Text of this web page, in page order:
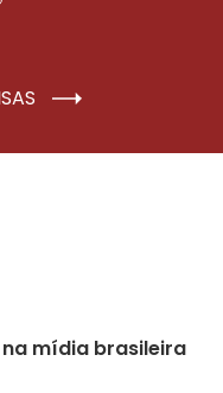
mídia brasileira